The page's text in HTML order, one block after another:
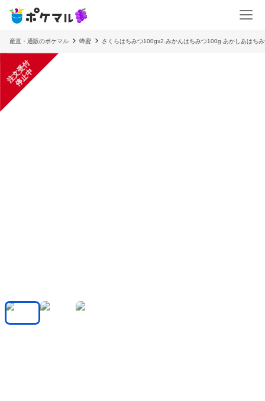
産直・通販のポケマル 蜂蜜 さくらはちみつ100gx2.みかんはちみつ100g.あかしあはち
注
文
受
付
停
止
中